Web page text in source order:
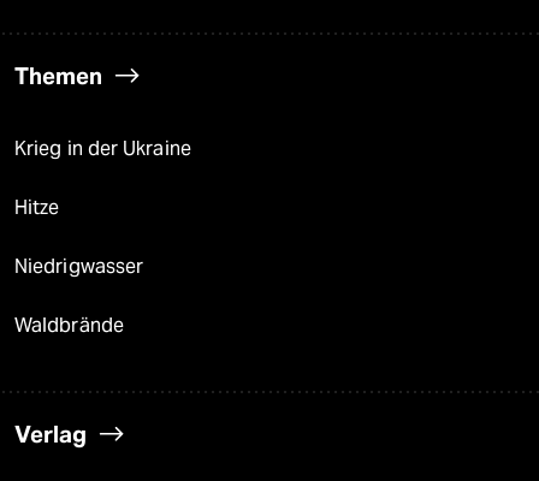
Themen
Krieg in der Ukraine
Hitze
Niedrigwasser
Waldbrände
Verlag